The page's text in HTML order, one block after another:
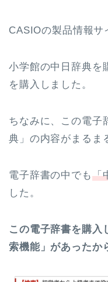
CASIOの製品情報サ
小学館の中日辞典を
を購入しました。
ちなみに、この電子
典」の内容がまるま
電子辞書の中でも「
した。
この電子辞書を購入
索機能」があったか